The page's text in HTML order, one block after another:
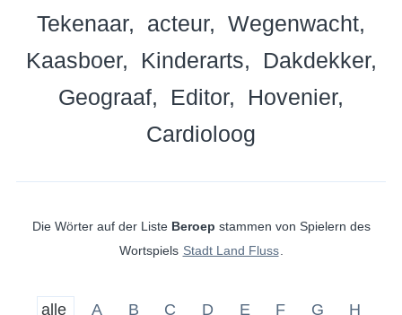
Tekenaar
acteur
Wegenwacht
Kaasboer
Kinderarts
Dakdekker
Geograaf
Editor
Hovenier
Cardioloog
Die Wörter auf der Liste Beroep stammen von Spielern des
Wortspiels Stadt Land Fluss
alle A B C D E F G H